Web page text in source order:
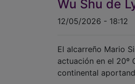
Wu Shu de
12/05/2026 - 18:12
El alcarreño Mario
actuación en el 20º
continental